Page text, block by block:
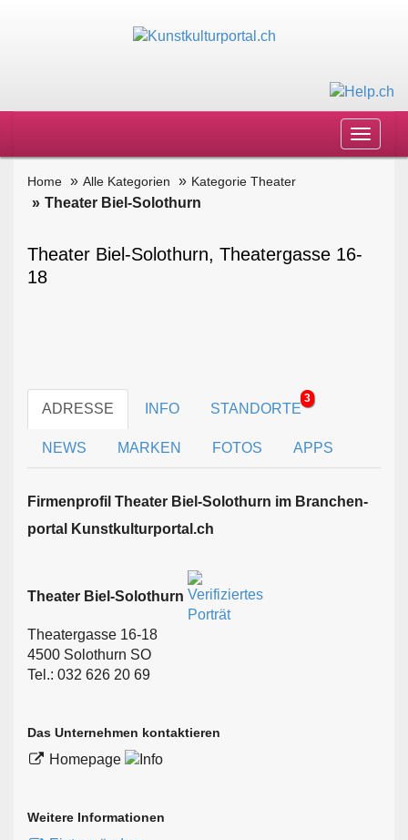
Toggle
Home Alle Kategorien Kategorie Theater
Theater Biel-Solothurn
Theater Biel-Solothurn, Theatergasse 16-
18
ADRESSE INFO STANDORTE
3
NEWS MARKEN FOTOS APPS
Firmen­profil Theater Biel-Solothurn im Branchen­
portal Kunstkulturportal.ch
Theater Biel-Solothurn
Theatergasse 16-18
4500 Solothurn SO
Tel.: 032 626 20 69
Das Unternehmen kontaktieren
Homepage
Weitere Informationen